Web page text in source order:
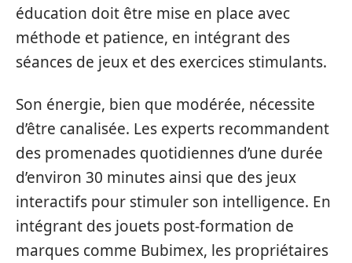
éducation doit être mise en place avec
méthode et patience, en intégrant des
séances de jeux et des exercices stimulants.
Son énergie, bien que modérée, nécessite
d’être canalisée. Les experts recommandent
des promenades quotidiennes d’une durée
d’environ 30 minutes ainsi que des jeux
interactifs pour stimuler son intelligence. En
intégrant des jouets post-formation de
marques comme Bubimex, les propriétaires